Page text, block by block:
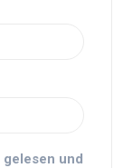
gelesen und